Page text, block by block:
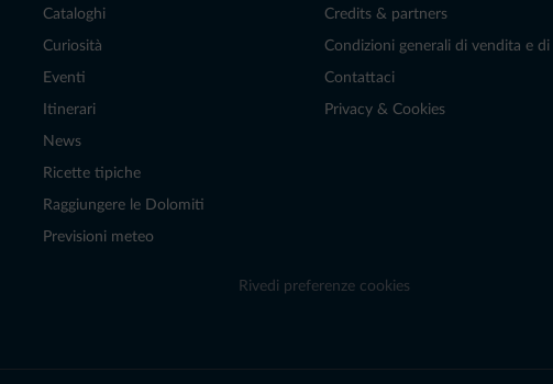
Cataloghi
Curiosità
Eventi
Itinerari
News
Ricette tipiche
Raggiungere le Dolomiti
Previsioni meteo
Credits & partners
Condizioni generali di vendita e
Contattaci
Privacy & Cookies
Rivedi preferenze cookies